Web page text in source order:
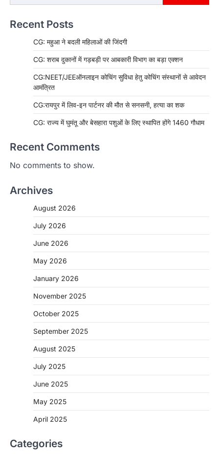
Recent Posts
CG: महुआ ने बदली महिलाओं की जिंदगी
CG: शराब दुकानों में गड़बड़ी पर आबकारी विभाग का बड़ा एक्शन
CG:NEET/JEEऑनलाइन कोचिंग सुविधा हेतु कोचिंग संस्थानों से आवेदन
आमंत्रित
CG:रायपुर में लिव-इन पार्टनर की मौत से सनसनी, हत्या का शक
CG: राज्य में घुमंतू और बेसहारा पशुओं के लिए स्थापित होंगे 1460 गौधाम
Recent Comments
No comments to show.
Archives
August 2026
July 2026
June 2026
May 2026
January 2026
November 2025
October 2025
September 2025
August 2025
July 2025
June 2025
May 2025
April 2025
Categories
CG: शराब दुकानों में गड़बड़ी पर आबकारी
विभाग का बड़ा एक्शन
रायपुर। छत्तीसगढ़ में शराब दुकानों में अधिक कीमत पर
कोचिंग संस्थानों से आवेदन आमंत्रित